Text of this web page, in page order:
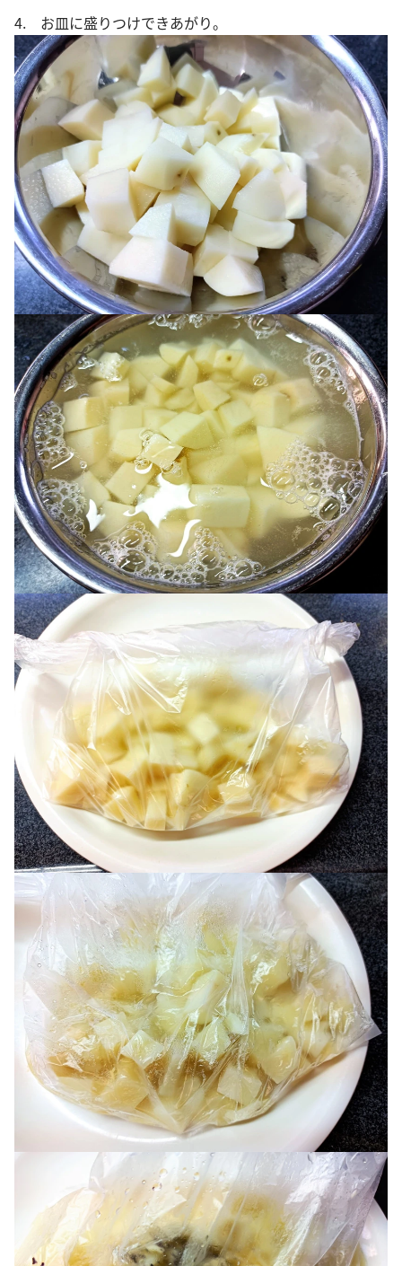
4. お皿に盛りつけできあがり。